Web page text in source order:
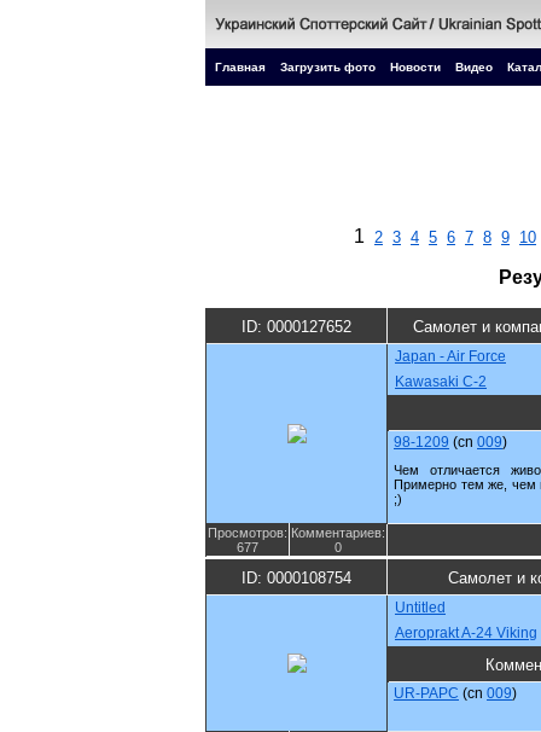
Главная Загрузить фото Новости Видео
1 2 3 4 5 6 7 8 9 10
ID: 0000127652 Самолет и
Japan - Air Force
Kawasaki C-2
98-1209 (cn 009)
Чем отличается
Примерно тем же, чем
;)
Просмотров:
677
Комментариев:
0
ID: 0000108754 Самолет и
Untitled
Aeroprakt A-24 Viking
UR-PAPC (cn 009)